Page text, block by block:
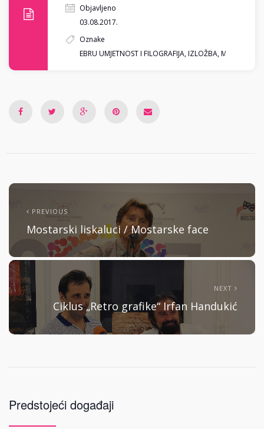
Objavljeno
03.08.2017.
Oznake
EBRU UMJETNOST I FILOGRAFIJA,IZLOŽBA,MOSTARSKO
PREVIOUS
Mostarski liskaluci / Mostarske face
NEXT
Ciklus „Retro grafike“ Irfan Handukić
Predstojeći događaji